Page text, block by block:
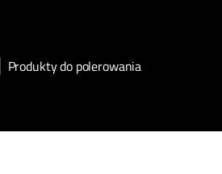
Produkty do polerowania